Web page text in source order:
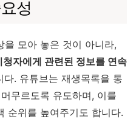
성
을 모아 놓은 것이 아니라,
자에게 관련된 정보를 연속
다. 유튜브는 재생목록을 통
무르도록 유도하며, 이를
순위를 높여주기도 합니다.